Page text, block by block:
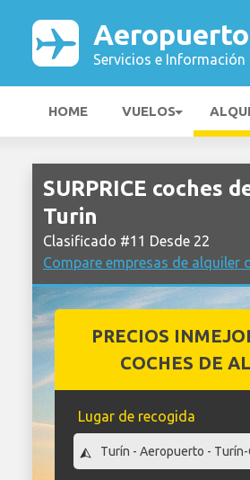
Servicios e
HOME VUELOS
SURPRICE coches
Turin
Clasificado #11 Desde 22
Compare empresas de alquiler
PRECIOS
COCHES DE
Lugar de recogida